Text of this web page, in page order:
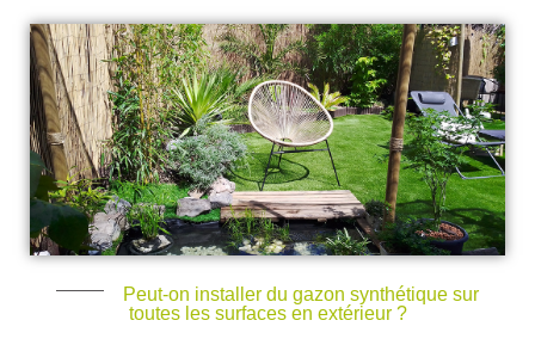
Peut-on installer du gazon synthétique sur
toutes les surfaces en extérieur ?